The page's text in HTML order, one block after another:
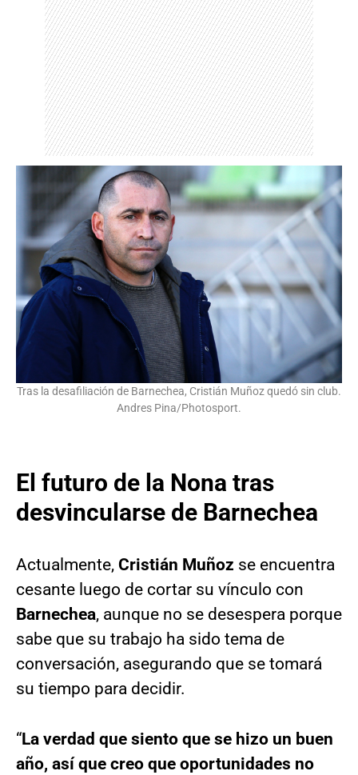
Tras la desafiliación de Barnechea, Cristián Muñoz quedó sin club.
Andres Pina/Photosport.
El futuro de la Nona tras
desvincularse de Barnechea
Actualmente, Cristián Muñoz se encuentra
cesante luego de cortar su vínculo con
Barnechea, aunque no se desespera porque
sabe que su trabajo ha sido tema de
conversación, asegurando que se tomará
su tiempo para decidir.
“La verdad que siento que se hizo un buen
año, así que creo que oportunidades no